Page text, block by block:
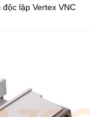
lập Vertex VNC